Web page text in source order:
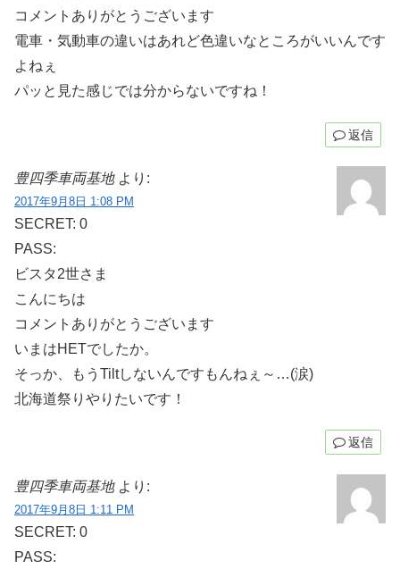
コメントありがとうございます
電車・気動車の違いはあれど色違いなところがいいんです
よねぇ
パッと見た感じでは分からないですね！
返信
豊四季車両基地 より:
2017年9月8日 1:08 PM
SECRET: 0
PASS:
ビスタ2世さま
こんにちは
コメントありがとうございます
いまはHETでしたか。
そっか、もうTiltしないんですもんねぇ～…(涙)
北海道祭りやりたいです！
返信
豊四季車両基地 より:
2017年9月8日 1:11 PM
SECRET: 0
PASS: